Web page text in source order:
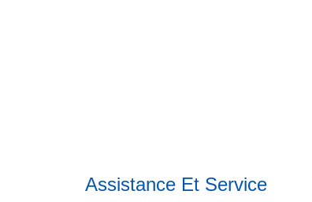
Assistance Et Service